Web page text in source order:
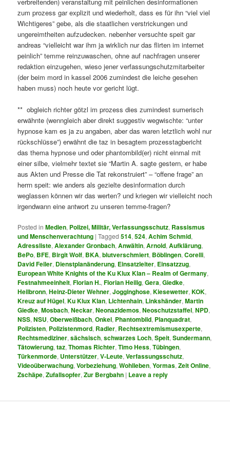
zum prozess gar explizit und wiederholt, dass es für ihn “viel viel
Wichtigeres” gebe, als die staatlichen verstrickungen und
ungereimtheiten aufzudecken. nebenher versuchte speit gar
andreas “vielleicht war ihm ja wirklich nur das flirten im internet
peinlich” temme reinzuwaschen, ohne auf nachfragen unserer
redaktion einzugehen, wieso jener verfassungschutzmitarbeiter
(der beim mord in kassel 2006 zumindest die leiche gesehen
haben muss) noch heute vor gericht lügt.
** obgleich richter götzl im prozess dies zumindest sumerisch
erwähnte (wenngleich aber direkt suggestiv wegwischte: “unter
hypnose kam es ja zu angaben, aber das waren letztlich wohl nur
rückschlüsse”) erwähnt die taz in besagtem prozesstagbericht
das thema hypnose und oder phantombild(er) nicht einmal mit
einer silbe, vielmehr textet sie “Martin A. sagte gestern, er habe
aus Akten und Presse die Tat rekonstruiert” – “offene frage” an
herrn speit: wie anders als gezielte desinformation durch
weglassen können wir das werten? und kriegen wir vielleicht noch
irgendwann eine antwort zu unseren temme-fragen?
Posted in Medien, Polizei, Militär, Verfassungsschutz, Rassismus
und Menschenverachtung |Tagged 514,524,Achim Schmid,
Adressliste,Alexander Gronbach,Anwältin,Arnold,Aufklärung,
BePo, BFE, Birgit Wolf, BKA,blutverschmiert, Böblingen,Corelli,
David Feiler, Dienstplanänderung, Einsatzleiter, Einsatzzug,
European White Knights of the Ku Klux Klan – Realm of Germany,
Festnahmeeinheit,Florian H.,Florian Heilig,Gera,Giedke,
Heilbronn,Heinz-Dieter Wehner,Jogginghose,Kiesewetter,KOK,
Kreuz auf Hügel,Ku Klux Klan, Lichtenhain, Linkshänder,Martin
Giedke,Mosbach,Neckar,Neonazidemos,Neoschutzstaffel,NPD,
NSS,NSU,Oberweißbach,Onkel, Phantombild, Planquadrat,
Polizisten, Polizistenmord, Radler, Rechtsextremismusexperte,
Rechtsmediziner,sächsisch,schwarzes Loch,Speit,Sundermann,
Tätowierung,taz,Thomas Richter,Timo Hess,Tübingen,
Türkenmorde, Unterstützer,V-Leute,Verfassungsschutz,
Videoüberwachung,Vorbeziehung,Wohlleben,Yormas,Zeit Online,
Zschäpe,Zufallsopfer,Zur Bergbahn | Leave a reply